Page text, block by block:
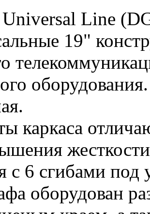
Line
19"
каркаса
с 6 сгибами под
оборудован